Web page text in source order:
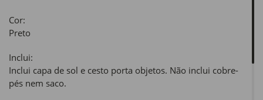
Cor:
Preto
Inclui:
Inclui capa de sol e cesto porta objetos. Não inclui cobre-
pés nem saco.